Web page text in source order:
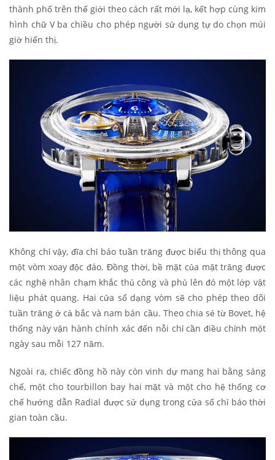
thành phố trên thế giới theo cách rất mới lạ, kết hợp cùng kim
hình chữ V ba chiều cho phép người sử dụng tự do chọn múi
giờ hiển thị.
Không chỉ vậy, đĩa chỉ báo tuần trăng được biểu thị thông qua
một vòm xoay độc đáo. Đồng thời, bề mặt của mặt trăng được
các nghệ nhân chạm khắc thủ công và phủ lên đó một lớp vật
liệu phát quang. Hai cửa sổ dạng vòm sẽ cho phép theo dõi
tuần trăng ở cả bắc và nam bán cầu. Theo chia sẻ từ Bovet, hệ
thống này vận hành chính xác đến nỗi chỉ cần điều chỉnh một
ngày sau mỗi 127 năm.
Ngoài ra, chiếc đồng hồ này còn vinh dự mang hai bằng sáng
chế, một cho tourbillon bay hai mặt và một cho hệ thống cơ
chế hướng dẫn Radial được sử dụng trong cửa sổ chỉ báo thời
gian toàn cầu.